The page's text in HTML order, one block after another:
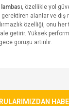
, özellikle yol
alanlar ve dış
özelliği, onu
getirir. Yüksek
görüşü artırılır.
iletebilirsiniz.
için teşekkür ederiz.